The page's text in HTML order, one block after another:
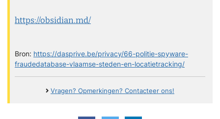
https://obsidian.md/
Bron: https://dasprive.be/privacy/66-politie-spyware-
fraudedatabase-vlaamse-steden-en-locatietracking/
Vragen? Opmerkingen? Contacteer ons!